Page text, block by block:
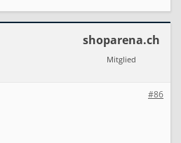
shoparena.ch
Mitglied
#86